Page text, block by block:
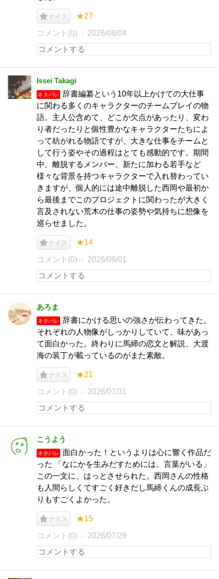
ナイス ★27
コメント(0) 2026/08/04
Issei Takagi
ネタバレ
辞書編纂という10年以上かけての大仕事
に関わる多くのキャラクターのチームプレイの物
語。主人公含めて、どこか欠点があったり、変わ
り者だったりと個性豊かなキャラクターたちによ
って紡がれる物語ですが、大きな仕事をチームと
して行う姿やその過程はとても感動的です。期間
中、離脱するメンバー、新たに加わる若手など
様々な背景を持つキャラクターで入れ替わってい
きますが、個人的には途中離脱した西岡や最初か
ら最後までこのプロジェクトに関わったが大きく
言及されない荒木の仕事の姿勢や気持ちに想像を
巡らせました。
ナイス ★14
コメント(0) 2026/08/01
あろま
ネタバレ
辞書にかける思いの強さが伝わってきた。
それぞれの人物像がしっかりしていて、味があっ
て面白かった。終わりに馬締の恋文と解説、大渡
海の装丁が載っているのがまた素敵。
ナイス ★21
コメント(0) 2026/07/31
こうよう
ネタバレ
面白かった！というよりは心に響く作品だ
った 「なにかを生みだすためには、言葉がいる」
この一文に、はっとさせられた。西岡さんの性格
も人間らしくてすごく好きだし馬締くんの成長ぶ
りもすごくよかった。
ナイス ★15
コメント(0) 2026/07/29